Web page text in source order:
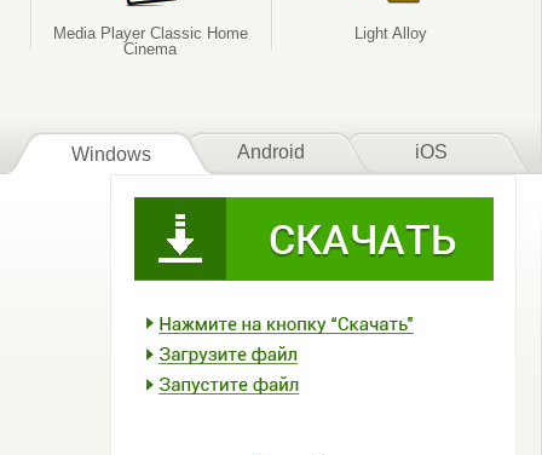
Media Player Classic Home
Cinema
Light Alloy
Windows Android iOS